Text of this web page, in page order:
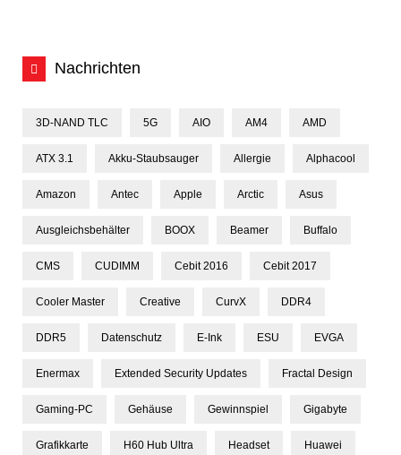
Nachrichten
3D-NAND TLC 5G AIO AM4 AMD
ATX 3.1 Akku-Staubsauger Allergie Alphacool
Amazon Antec Apple Arctic Asus
Ausgleichsbehälter BOOX Beamer Buffalo
CMS CUDIMM Cebit 2016 Cebit 2017
Cooler Master Creative CurvX DDR4
DDR5 Datenschutz E-Ink ESU EVGA
Enermax Extended Security Updates Fractal Design
Gaming-PC Gehäuse Gewinnspiel Gigabyte
Grafikkarte H60 Hub Ultra Headset Huawei